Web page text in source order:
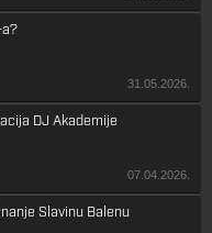
31.05.2026.
DJ Akademije
07.04.2026.
Slavinu Balenu